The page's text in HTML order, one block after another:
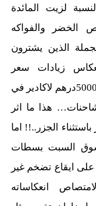
لزيت المائدة
الخضر والفواكه
الذين يشترون
زيادات سعر
المحروقات بحيث اضحى النقل يتطلب 5000درهم لاكادير في
للشاحنات… هذا ما اثر
الجزر..!! اما
السبت بسطات
على ايقاع تضخم غير
انعكاساته